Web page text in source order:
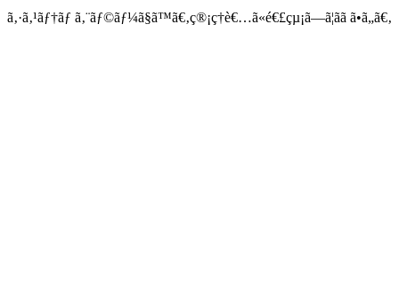
ã‚·ã‚¹ãƒ†ãƒ ã‚¨ãƒ©ãƒ¼ã§ã™ã€‚ç®¡ç†è€…ã«é€£çµ¡ã—ã¦ãã ã•ã„ã€‚